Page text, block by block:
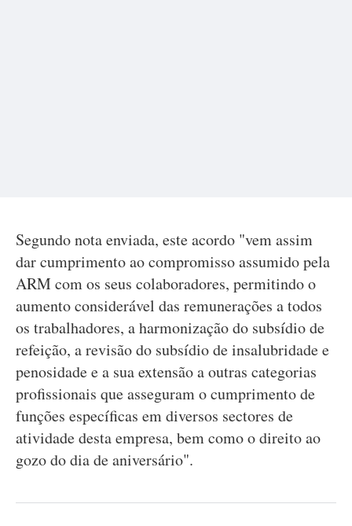
Segundo nota enviada, este acordo "vem assim
dar cumprimento ao compromisso assumido pela
ARM com os seus colaboradores, permitindo o
aumento considerável das remunerações a todos
os trabalhadores, a harmonização do subsídio de
refeição, a revisão do subsídio de insalubridade e
penosidade e a sua extensão a outras categorias
profissionais que asseguram o cumprimento de
funções específicas em diversos sectores de
atividade desta empresa, bem como o direito ao
gozo do dia de aniversário".